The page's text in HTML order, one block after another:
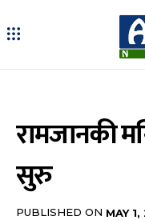
रामजानकी
सुरु
PUBLISHED ON MAY